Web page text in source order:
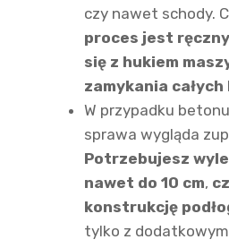
czy nawet schody.
proces jest ręczny
się z hukiem
zamykania
W przypadku
sprawa wygląda
Potrzebujesz
nawet do 10 cm,
konstrukcję
tylko z